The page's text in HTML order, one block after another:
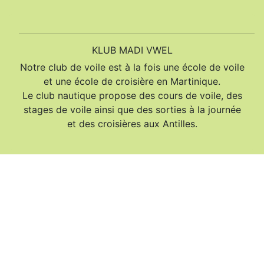
KLUB MADI VWEL
Notre club de voile est à la fois une école de voile
et une école de croisière en Martinique.
Le club nautique propose des cours de voile, des
stages de voile ainsi que des sorties à la journée
et des croisières aux Antilles.